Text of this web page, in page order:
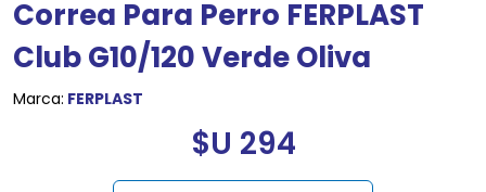
Correa Para Perro FERPLAST
Club G10/120 Verde Oliva
Marca: FERPLAST
$U 294